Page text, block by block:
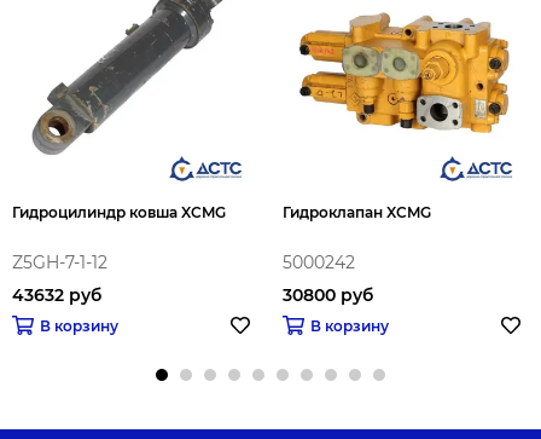
Гидроцилиндр ковша XCMG
Z5GH-7-1-12
43632 руб
В корзину
Гидроклапан XCMG
5000242
30800 руб
В корзину